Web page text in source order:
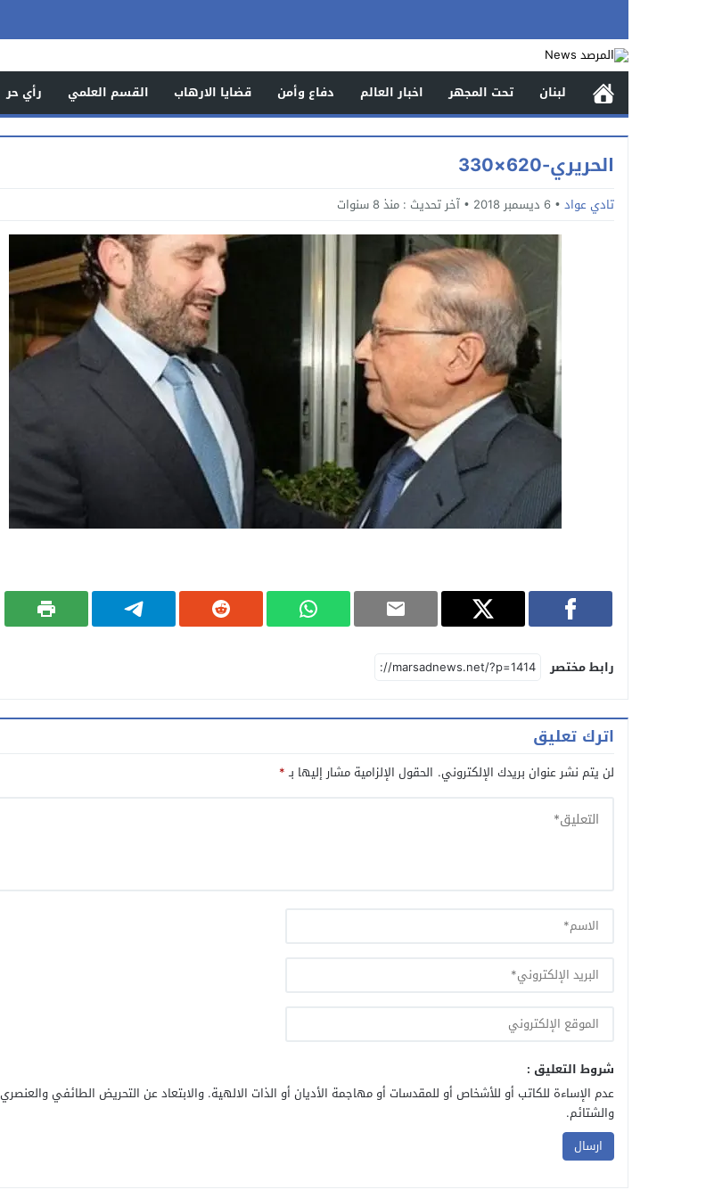
لبنان تحت المجهر اخبار العالم دفاع وأمن قضايا الارهاب القسم العلمي رأي حر
الحريري-620×330
تادي عواد 6 ديسمبر 2018 آخر تحديث : منذ 8 سنوات
رابط مختصر
اترك تعليق
لن يتم نشر عنوان بريدك الإلكتروني. الحقول الإلزامية مشار إليها بـ*
شروط التعليق :
عدم الإساءة للكاتب أو للأشخاص أو للمقدسات أو مهاجمة الأديان أو الذات الالهية. والابتعاد عن التحريض الطائفي والعنصري
والشتائم.